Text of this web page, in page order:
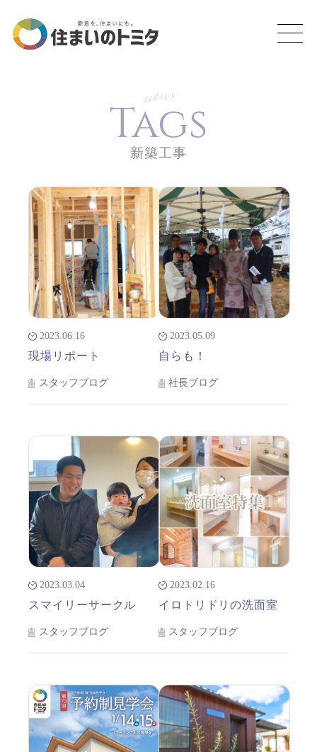
news
Tags
新築工事
2023.06.16
現場リポート
スタッフブログ
2023.05.09
自らも！
社長ブログ
2023.03.04
スマイリーサークル
スタッフブログ
2023.02.16
イロトリドリの洗面室
スタッフブログ